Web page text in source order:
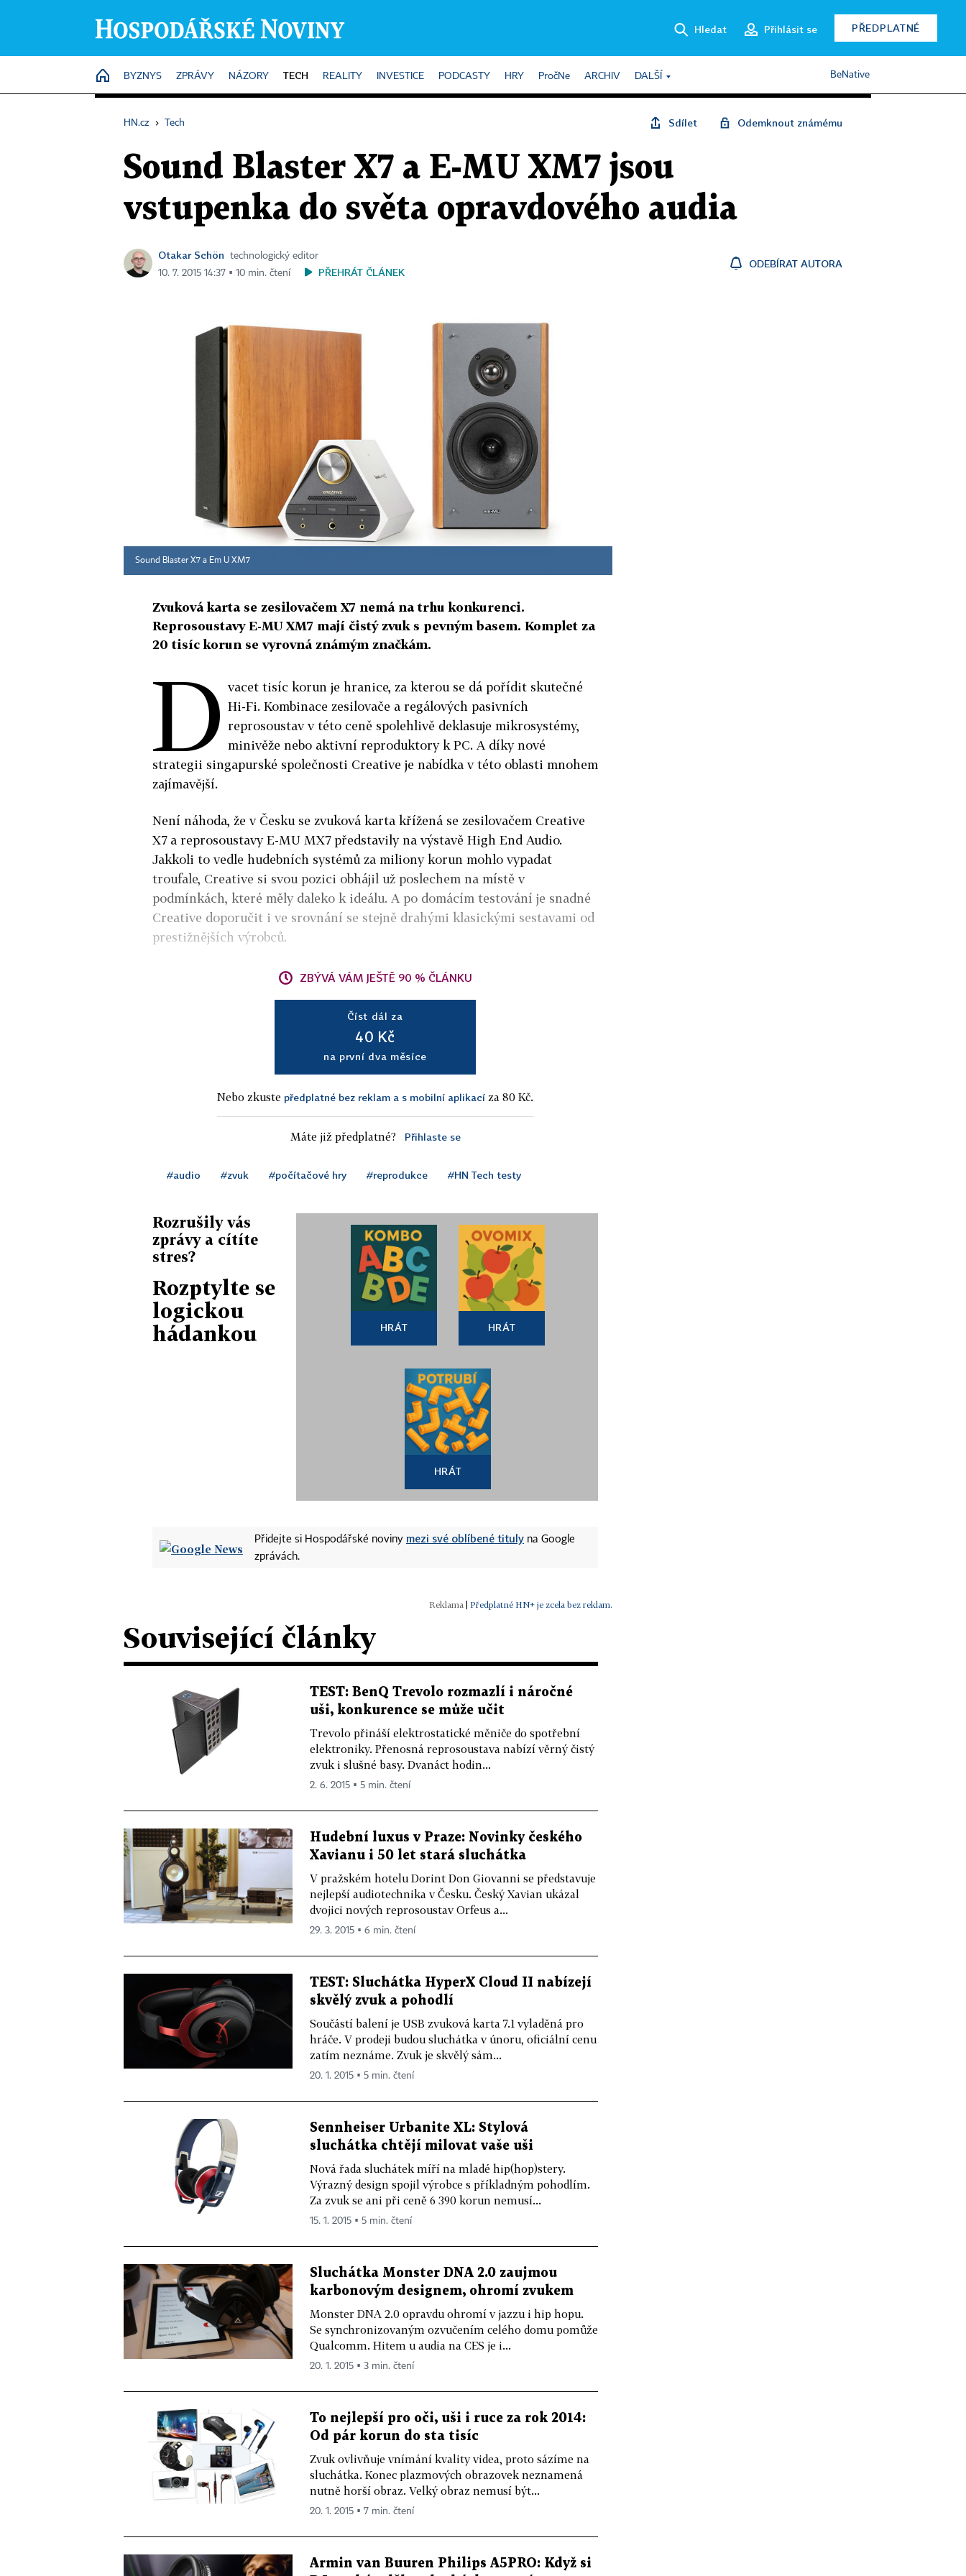
Hledat Přihlásit se PŘEDPLATNÉ
HOME
BYZNYS ZPRÁVY NÁZORY TECH REALITY INVESTICE PODCASTY HRY PročNe ARCHIV DALŠÍ BeNative
HN.cz › Tech Sdílet Odemknout známému
Sound Blaster X7 a E-MU XM7 jsou
vstupenka do světa opravdového audia
Otakar Schön
technologický editor
10. 7. 2015 14:37 ▪ 10 min. čtení
PŘEHRÁT ČLÁNEK
ODEBÍRAT AUTORA
Sound Blaster X7 a Em U XM7
Zvuková karta se zesilovačem X7 nemá na trhu konkurenci.
Reprosoustavy E-MU XM7 mají čistý zvuk s pevným basem. Komplet za
20 tisíc korun se vyrovná známým značkám.
D vacet tisíc korun je hranice, za kterou se dá pořídit skutečné
Hi-Fi. Kombinace zesilovače a regálových pasivních
reprosoustav v této ceně spolehlivě deklasuje mikrosystémy,
minivěže nebo aktivní reproduktory k PC. A díky nové
strategii singapurské společnosti Creative je nabídka v této oblasti mnohem
zajímavější.
Není náhoda, že v Česku se zvuková karta křížená se zesilovačem Creative
X7 a reprosoustavy E-MU MX7 představily na výstavě High End Audio.
Jakkoli to vedle hudebních systémů za miliony korun mohlo vypadat
troufale, Creative si svou pozici obhájil už poslechem na místě v
podmínkách, které měly daleko k ideálu. A po domácím testování je snadné
Creative doporučit i ve srovnání se stejně drahými klasickými sestavami od
prestižnějších výrobců.
ZBÝVÁ VÁM JEŠTĚ 90 % ČLÁNKU
Číst dál za
40 Kč
na první dva měsíce
Nebo zkuste předplatné bez reklam a s mobilní aplikací za 80 Kč.
Máte již předplatné? Přihlaste se
#audio #zvuk #počítačové hry #reprodukce #HN Tech testy
Rozrušily vás
zprávy a cítíte
stres?
Rozptylte se
logickou
hádankou
HRÁT HRÁT
HRÁT
Přidejte si Hospodářské noviny mezi své oblíbené tituly na Google
zprávách.
| Předplatné HN+ je zcela bez reklam.
Související články
TEST: BenQ Trevolo rozmazlí i náročné
uši, konkurence se může učit
Trevolo přináší elektrostatické měniče do spotřební
elektroniky. Přenosná reprosoustava nabízí věrný čistý
zvuk i slušné basy. Dvanáct hodin...
2. 6. 2015 ▪ 5 min. čtení
Hudební luxus v Praze: Novinky českého
Xavianu i 50 let stará sluchátka
V pražském hotelu Dorint Don Giovanni se představuje
nejlepší audiotechnika v Česku. Český Xavian ukázal
dvojici nových reprosoustav Orfeus a...
29. 3. 2015 ▪ 6 min. čtení
TEST: Sluchátka HyperX Cloud II nabízejí
skvělý zvuk a pohodlí
Součástí balení je USB zvuková karta 7.1 vyladěná pro
hráče. V prodeji budou sluchátka v únoru, oficiální cenu
zatím neznáme. Zvuk je skvělý sám...
20. 1. 2015 ▪ 5 min. čtení
Sennheiser Urbanite XL: Stylová
sluchátka chtějí milovat vaše uši
Nová řada sluchátek míří na mladé hip(hop)stery.
Výrazný design spojil výrobce s příkladným pohodlím.
Za zvuk se ani při ceně 6 390 korun nemusí...
15. 1. 2015 ▪ 5 min. čtení
Sluchátka Monster DNA 2.0 zaujmou
karbonovým designem, ohromí zvukem
Monster DNA 2.0 opravdu ohromí v jazzu i hip hopu.
Se synchronizovaným ozvučením celého domu pomůže
Qualcomm. Hitem u audia na CES je i...
20. 1. 2015 ▪ 3 min. čtení
To nejlepší pro oči, uši i ruce za rok 2014:
Od pár korun do sta tisíc
Zvuk ovlivňuje vnímání kvality videa, proto sázíme na
sluchátka. Konec plazmových obrazovek neznamená
nutně horší obraz. Velký obraz nemusí být...
20. 1. 2015 ▪ 7 min. čtení
Armin van Buuren Philips A5PRO: Když si